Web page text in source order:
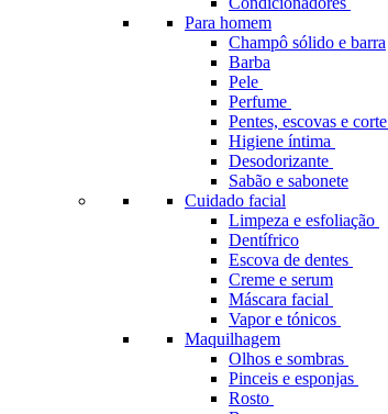
Para homem
Champô sólido e barra
Barba
Pele
Perfume
Pentes, escovas e corte
Higiene íntima
Desodorizante
Sabão e sabonete
Cuidado facial
Limpeza e esfoliação
Dentífrico
Escova de dentes
Creme e serum
Máscara facial
Vapor e tónicos
Maquilhagem
Olhos e sombras
Pinceis e esponjas
Rosto